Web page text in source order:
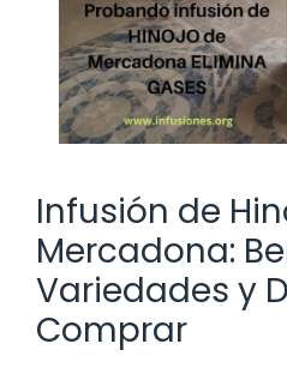
Infusión de
Mercadona:
Variedades y
Comprar